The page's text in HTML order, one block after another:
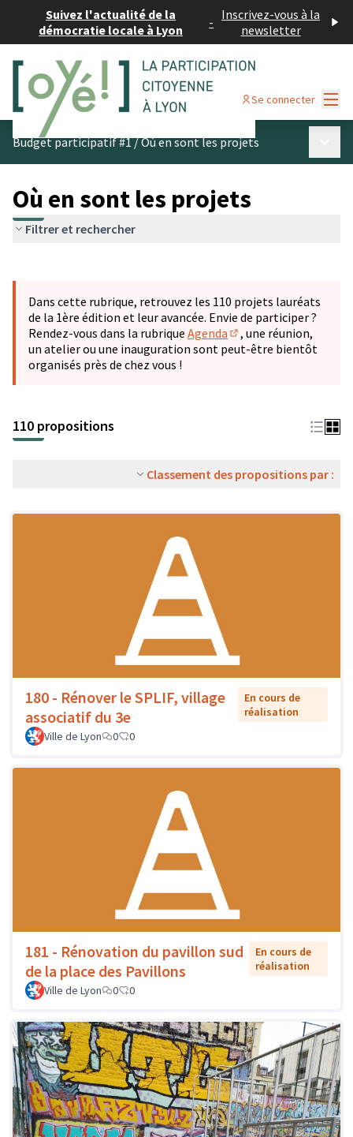
Suivez l'actualité de la
démocratie locale à Lyon
- Inscrivez-vous à la
newsletter
Se connecter
Budget participatif #1/Où en sont les projets
Où en sont les projets
Filtrer et rechercher
−
Dans cette rubrique, retrouvez les 110 projets lauréats
de la 1ère édition et leur avancée. Envie de participer ?
Rendez-vous dans la rubrique Agenda
(S'ouvre dans un
, une réunion,
un atelier ou une inauguration sont peut-être bientôt
organisés près de chez vous !
110 propositions
Classement des propositions par :
180 - Rénover le SPLIF, village
associatif du 3e
En cours de
réalisation
Ville de Lyon
0 0
181 - Rénovation du pavillon sud
de la place des Pavillons
En cours de
réalisation
Ville de Lyon
0 0